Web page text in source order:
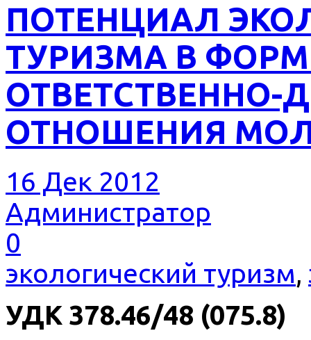
ПОТЕНЦИАЛ
ТУРИЗМА В
ОТВЕТСТВЕННО-
ОТНОШЕНИЯ
16 Дек 2012
Администратор
0
экологический туризм,
УДК 378.46/48 (075.8)